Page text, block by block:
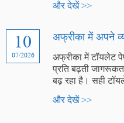
गाइड टॉयलेट पेपर
प्रदान करती है।
और देखें >>
10
07/2026
अफ्रीका में टॉयलेट
प्रति बढ़ती
बढ़ रहा है। सही
आपकी उत्पादन
लाभप्रदता को
और देखें >>